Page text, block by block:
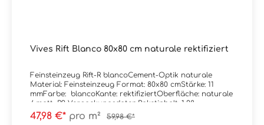
Vives Rift Blanco 80x80 cm naturale rektifiziert
Feinsteinzeug Rift-R blancoCement-Optik naturale
Material: Feinsteinzeug Format: 80x80 cmStärke: 11
mmFarbe: blancoKante: rektifiziertOberfläche: naturale
/ matt, R9 Verpackungsdaten:Paketinhalt: 1,28
m²Paletteninhalt: 46,08 m²
47,98 €* pro m² 59,98 €*